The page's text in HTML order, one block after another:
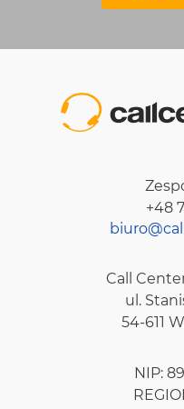
+48
Call
ul.
54-611
NIP: